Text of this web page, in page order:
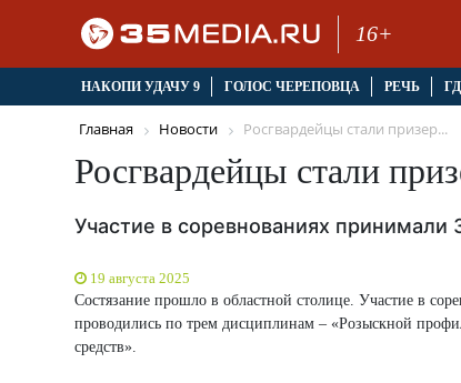
16+
НАКОПИ УДАЧУ 9 ГОЛОС ЧЕРЕПОВЦА РЕЧЬ
Главная Новости Росгвардейцы стали призер...
Росгвардейцы стали
Участие в соревнованиях принимали
19 августа 2025
Состязание прошло в областной столице. Участие в
проводились по трем дисциплинам – «Розыскной
средств».